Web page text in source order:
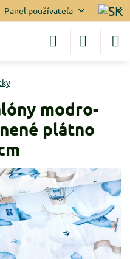
Panel používateľa
modro-
plátno